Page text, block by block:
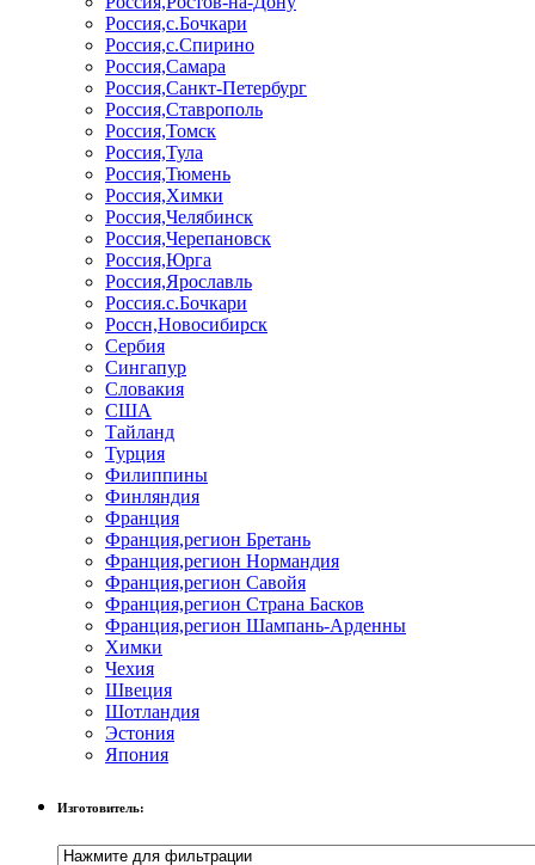
Россия,с.Бочкари
Россия,с.Спирино
Россия,Самара
Россия,Санкт-Петербург
Россия,Ставрополь
Россия,Томск
Россия,Тула
Россия,Тюмень
Россия,Химки
Россия,Челябинск
Россия,Черепановск
Россия,Юрга
Россия,Ярославль
Россия.с.Бочкари
Россн,Новосибирск
Сербия
Сингапур
Словакия
США
Тайланд
Турция
Филиппины
Финляндия
Франция
Франция,регион Бретань
Франция,регион Нормандия
Франция,регион Савойя
Франция,регион Страна Басков
Франция,регион Шампань-Арденны
Химки
Чехия
Швеция
Шотландия
Эстония
Япония
Изготовитель: